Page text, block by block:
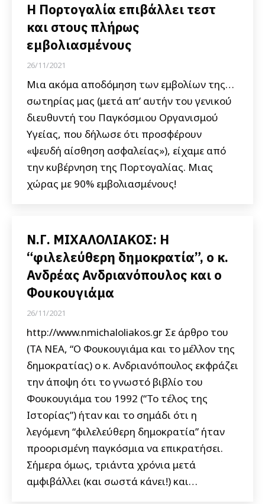
Η Πορτογαλία επιβάλλει τεστ
και στους πλήρως
εμβολιασμένους
26/11/2021
Μια ακόμα αποδόμηση των εμβολίων της…
σωτηρίας μας (μετά απ’ αυτήν του γενικού
διευθυντή του Παγκόσμιου Οργανισμού
Υγείας, που δήλωσε ότι προσφέρουν
«ψευδή αίσθηση ασφαλείας»), είχαμε από
την κυβέρνηση της Πορτογαλίας. Μιας
χώρας με 90% εμβολιασμένους!
Ν.Γ. ΜΙΧΑΛΟΛΙΑΚΟΣ: Η
“φιλελεύθερη δημοκρατία”, ο κ.
Ανδρέας Ανδριανόπουλος και ο
Φουκουγιάμα
26/11/2021
http://www.nmichaloliakos.gr Σε άρθρο του
(ΤΑ ΝΕΑ, “Ο Φουκουγιάμα και το μέλλον της
δημοκρατίας) ο κ. Ανδριανόπουλος εκφράζει
την άποψη ότι το γνωστό βιβλίο του
Φουκουγιάμα του 1992 (“Το τέλος της
Ιστορίας”) ήταν και το σημάδι ότι η
λεγόμενη “φιλελεύθερη δημοκρατία” ήταν
προορισμένη παγκόσμια να επικρατήσει.
Σήμερα όμως, τριάντα χρόνια μετά
αμφιβάλλει (και σωστά κάνει!) και…